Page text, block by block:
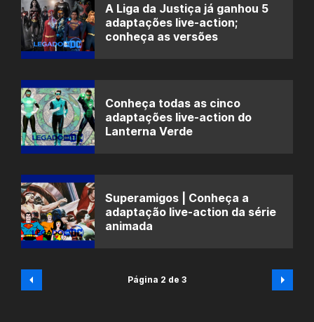
A Liga da Justiça já ganhou 5
adaptações live-action;
conheça as versões
Conheça todas as cinco
adaptações live-action do
Lanterna Verde
Superamigos | Conheça a
adaptação live-action da série
animada
Página 2 de 3